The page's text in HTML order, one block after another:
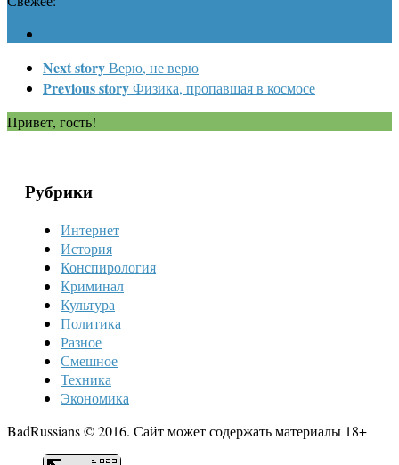
Next storyВерю, не верю
Previous storyФизика, пропавшая в космосе
Привет, гость!
Рубрики
Интернет
История
Конспирология
Криминал
Культура
Политика
Разное
Смешное
Техника
Экономика
BadRussians © 2016. Сайт может содержать материалы 18+